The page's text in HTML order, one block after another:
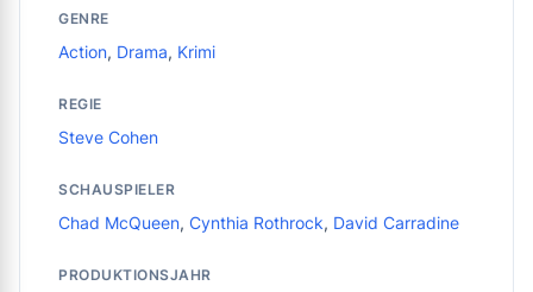
GENRE
Action, Drama, Krimi
REGIE
Steve Cohen
SCHAUSPIELER
Chad McQueen, Cynthia Rothrock, David Carradine
PRODUKTIONSJAHR